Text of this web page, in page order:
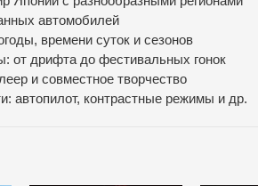
автомобилей
времени суток и сезонов
от дрифта до фестивальных гонок
и совместное творчество
автопилот, контрастные режимы и др.